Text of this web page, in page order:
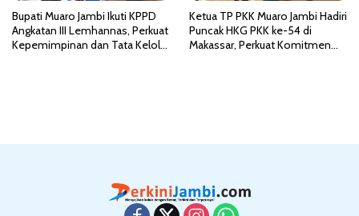
Bupati Muaro Jambi Ikuti KPPD
Angkatan III Lemhannas, Perkuat
Kepemimpinan dan Tata Kelola
Ketua TP PKK Muaro Jambi Hadiri
Puncak HKG PKK ke-54 di
Makassar, Perkuat Komitmen